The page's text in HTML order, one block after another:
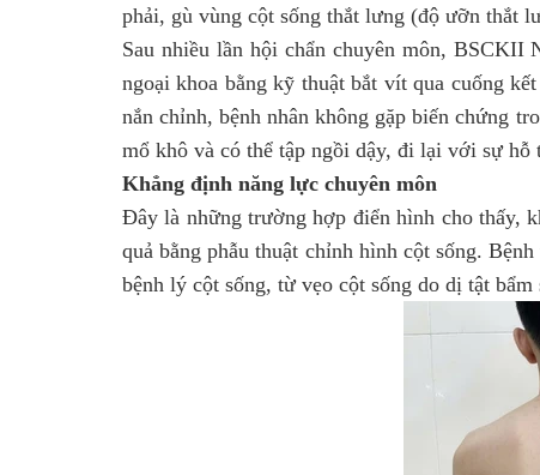
phải, gù vùng cột sống thắt lưng (độ ưỡn thắt
Sau nhiều lần hội chẩn chuyên môn, BSCKII
ngoại khoa bằng kỹ thuật bắt vít qua cuống
nắn chỉnh, bệnh nhân không gặp biến chứng
mổ khô và có thể tập ngồi dậy, đi lại với sự hỗ
Khẳng định năng lực chuyên môn
Đây là những trường hợp điển hình cho thấy,
quả bằng phẫu thuật chỉnh hình cột sống.
bệnh lý cột sống, từ vẹo cột sống do dị tật